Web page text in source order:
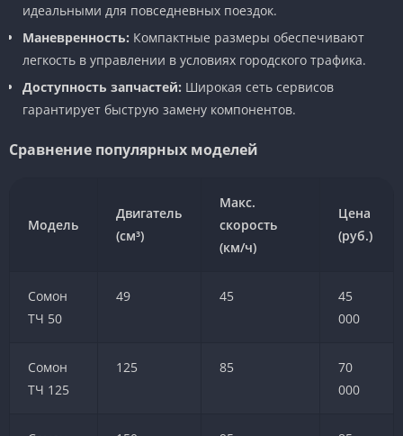
идеальными для повседневных поездок.
Маневренность: Компактные размеры обеспечивают
легкость в управлении в условиях городского трафика.
Доступность запчастей: Широкая сеть сервисов
гарантирует быструю замену компонентов.
Сравнение популярных моделей
Модель
Двигатель
(см³)
Макс.
скорость
(км/ч)
Цена
(руб.)
Сомон
ТЧ 50
49 45
45
000
Сомон
ТЧ 125
125 85
70
000